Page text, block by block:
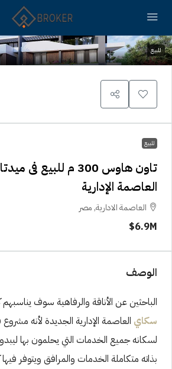
للبيع
للبيع
تاون هاوس 300 م للبيع
العاصمة الإدارية
العاصمة الادارية, مصر
6.9M$
الوصف
الباحثين عن الأناقة والرفاهية سوف يناسبهم
سكاي العاصمة الإدارية الجديدة لأنه
لسكانه جميع الخدمات التي يحلمون بها
بذاته متكاملة الخدمات والمرافق ويتوفر